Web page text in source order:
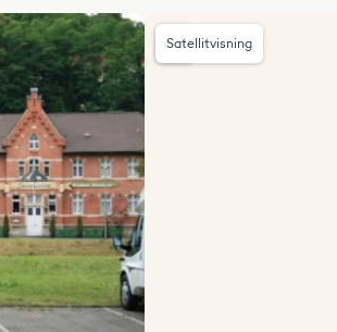
Satellitvisning